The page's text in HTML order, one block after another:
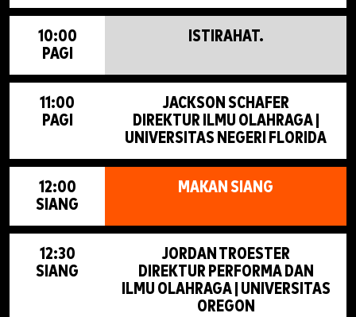
10:00
PAGI
ISTIRAHAT.
11:00
PAGI
JACKSON SCHAFER
DIREKTUR ILMU OLAHRAGA |
UNIVERSITAS NEGERI FLORIDA
12:00
SIANG
MAKAN SIANG
12:30
SIANG
JORDAN TROESTER
DIREKTUR PERFORMA DAN
ILMU OLAHRAGA | UNIVERSITAS
OREGON